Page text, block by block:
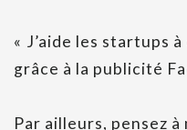
« J’aide les startups
grâce à la publicité
Par ailleurs, pensez